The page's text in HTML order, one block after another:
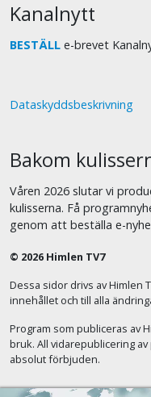
Kanalnytt
BESTÄLL e-brevet
Dataskyddsbeskrivning
Bakom
Våren 2026 slutar vi
kulisserna. Få
genom att beställa e-
© 2026 Himlen TV7
Dessa sidor drivs av Himlen
innehållet och till alla
Program som publiceras av
bruk. All vidarepublicering
absolut förbjuden.